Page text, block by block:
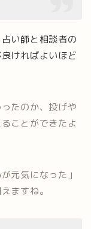
い師と相談者の
ければよいほど
たのか、投げや
ことができたよ
元気になった」
ますね。